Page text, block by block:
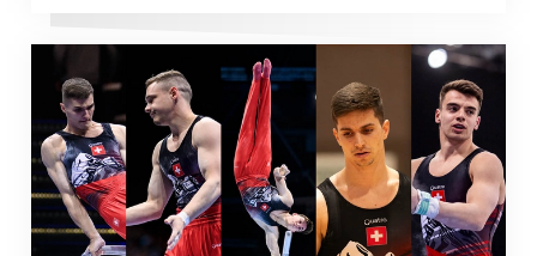
Männer-Team für die EM in Zagreb nominiert